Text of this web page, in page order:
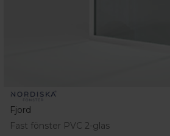
Fjord
Fast fönster PVC 2-glas